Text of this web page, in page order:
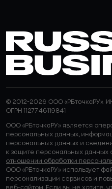
© 2012-2026 ООО «РБточкаРУ».
ОГРН 1127746119841
ООО «РБточкаРУ» является
персональных данных,
персональных данных и
к защите персональных данных
отношении обработки
ООО «РБточкаРУ» использует
персонализации сервисов и
веб-сайтом. Если вы не хотите,